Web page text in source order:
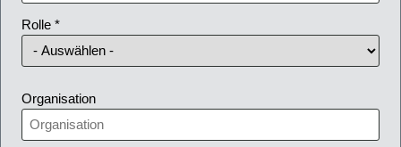
Rolle *
Organisation